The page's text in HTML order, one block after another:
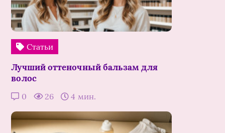
Статьи
Лучший оттеночный бальзам для
волос
0 26 4 мин.